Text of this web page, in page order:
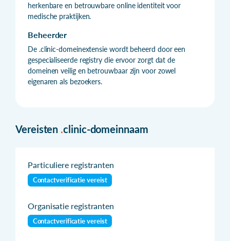
herkenbare en betrouwbare online identiteit voor
medische praktijken.
Beheerder
De .clinic-domeinextensie wordt beheerd door een
gespecialiseerde registry die ervoor zorgt dat de
domeinen veilig en betrouwbaar zijn voor zowel
eigenaren als bezoekers.
Vereisten .clinic-domeinnaam
Particuliere registranten
Contactverificatie vereist
Organisatie registranten
Contactverificatie vereist